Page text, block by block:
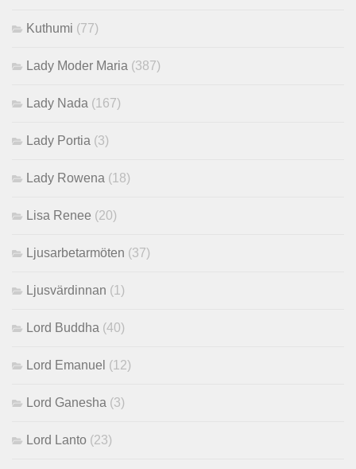
Kuthumi (77)
Lady Moder Maria (387)
Lady Nada (167)
Lady Portia (3)
Lady Rowena (18)
Lisa Renee (20)
Ljusarbetarmöten (37)
Ljusvärdinnan (1)
Lord Buddha (40)
Lord Emanuel (12)
Lord Ganesha (3)
Lord Lanto (23)